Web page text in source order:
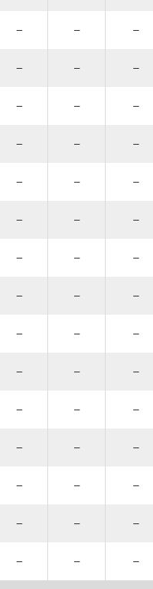
– – –
– – –
– – –
– – –
– – –
– – –
– – –
– – –
– – –
– – –
– – –
– – –
– – –
– – –
– – –